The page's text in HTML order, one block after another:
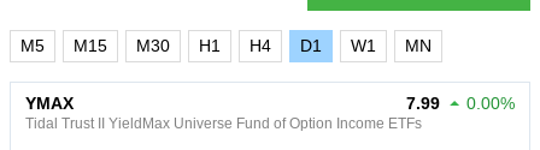
M5 M15 M30 H1 H4 D1 W1 MN
YMAX
Tidal Trust II YieldMax Universe Fund of Option Income ETFs
7.99 0.00%